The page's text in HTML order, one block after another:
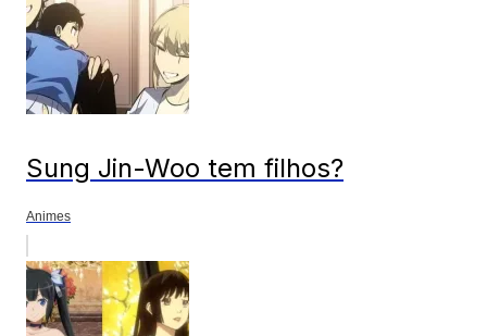
Sung Jin-Woo tem filhos?
Animes